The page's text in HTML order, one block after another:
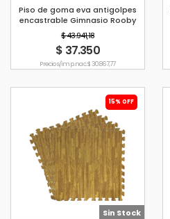
Piso de goma eva antigolpes
encastrable Gimnasio Rooby
NEGRO
$ 43.941,18
$ 37.350
Precio s/imp. nac. $ 30.867,77
15% OFF
Sin Stock